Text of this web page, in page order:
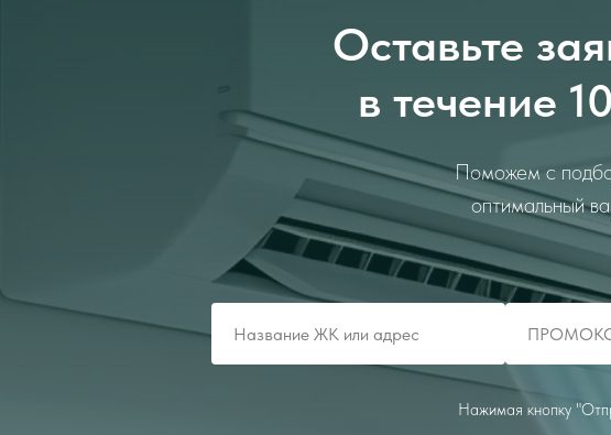
Оставьте
в течение
Поможем с
оптимальный
Нажимая кнопку